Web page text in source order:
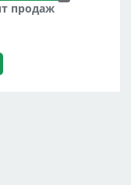
продаж